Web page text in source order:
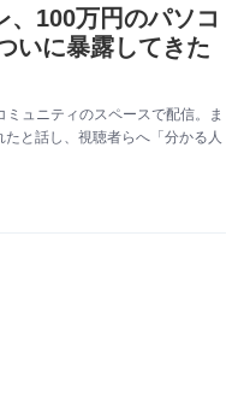
、100万円のパソコ
いに暴露してきた
ュニティのスペースで配信。ま
と話し、視聴者らへ「分かる人